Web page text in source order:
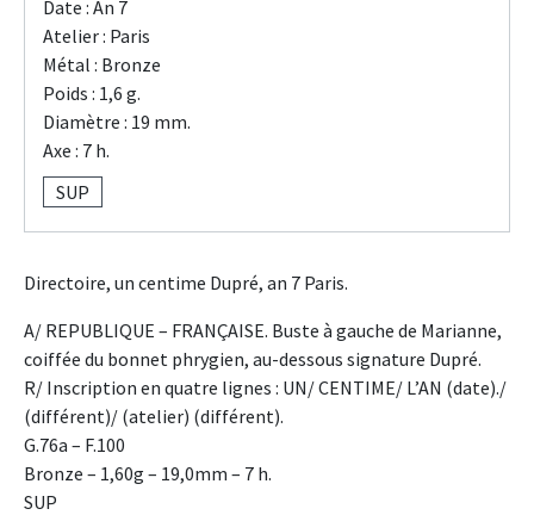
Date : An 7
Atelier : Paris
Métal : Bronze
Poids : 1,6 g.
Diamètre : 19 mm.
Axe : 7 h.
SUP
Directoire, un centime Dupré, an 7 Paris.
A/ REPUBLIQUE – FRANÇAISE. Buste à gauche de Marianne,
coiffée du bonnet phrygien, au-dessous signature Dupré.
R/ Inscription en quatre lignes : UN/ CENTIME/ L’AN (date)./
(différent)/ (atelier) (différent).
G.76a – F.100
Bronze – 1,60g – 19,0mm – 7 h.
SUP